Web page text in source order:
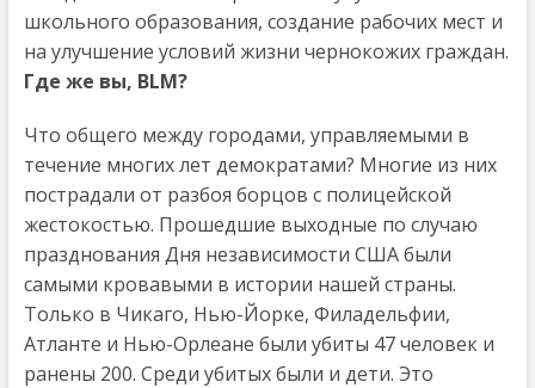
школьного образования, создание рабочих мест и
на улучшение условий жизни чернокожих граждан.
Где же вы, BLM?
Что общего между городами, управляемыми в
течение многих лет демократами? Многие из них
пострадали от разбоя борцов с полицейской
жестокостью. Прошедшие выходные по случаю
празднования Дня независимости США были
самыми кровавыми в истории нашей страны.
Только в Чикаго, Нью-Йорке, Филадельфии,
Атланте и Нью-Орлеане были убиты 47 человек и
ранены 200. Среди убитых были и дети. Это